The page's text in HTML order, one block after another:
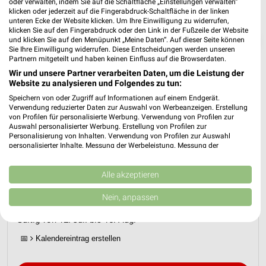
❯
JYSK Prospekt für Holzkirchen ab So.
den 12.07.
Spare bis zu 70%
Gültig von 12. Jul. bis 15. Aug.
📅 Kalendereintrag erstellen
oder verwalten, indem Sie auf die Schaltfläche „Einstellungen verwalten“
klicken oder jederzeit auf die Fingerabdruck-Schaltfläche in der linken
unteren Ecke der Website klicken. Um Ihre Einwilligung zu widerrufen,
klicken Sie auf den Fingerabdruck oder den Link in der Fußzeile der Website
und klicken Sie auf den Menüpunkt „Meine Daten“. Auf dieser Seite können
Sie Ihre Einwilligung widerrufen. Diese Entscheidungen werden unseren
Partnern mitgeteilt und haben keinen Einfluss auf die Browserdaten.
Wir und unsere Partner verarbeiten Daten, um die Leistung der
Website zu analysieren und Folgendes zu tun:
Speichern von oder Zugriff auf Informationen auf einem Endgerät.
Verwendung reduzierter Daten zur Auswahl von Werbeanzeigen. Erstellung
von Profilen für personalisierte Werbung. Verwendung von Profilen zur
Auswahl personalisierter Werbung. Erstellung von Profilen zur
Personalisierung von Inhalten. Verwendung von Profilen zur Auswahl
personalisierter Inhalte. Messung der Werbeleistung. Messung der
Kombinationen von Daten aus verschiedenen Quellen. Entwicklung und
Verbesserung der Angebote. Verwendung reduzierter Daten zur Auswahl
von Inhalten.
Daten können außerhalb der Europäischen Union weitergegeben und in die
USA gesendet werden.
Website/App.
Partnerliste anzeigen (1 IAB-Anbieter)
Alle akzeptieren
Nein, anpassen